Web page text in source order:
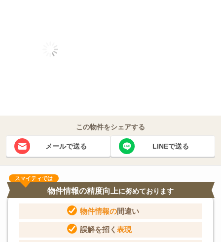
この物件をシェアする
メールで送る LINEで送る
スマイティでは
物件情報の精度向上に努めております
物件情報の間違い
誤解を招く 表現